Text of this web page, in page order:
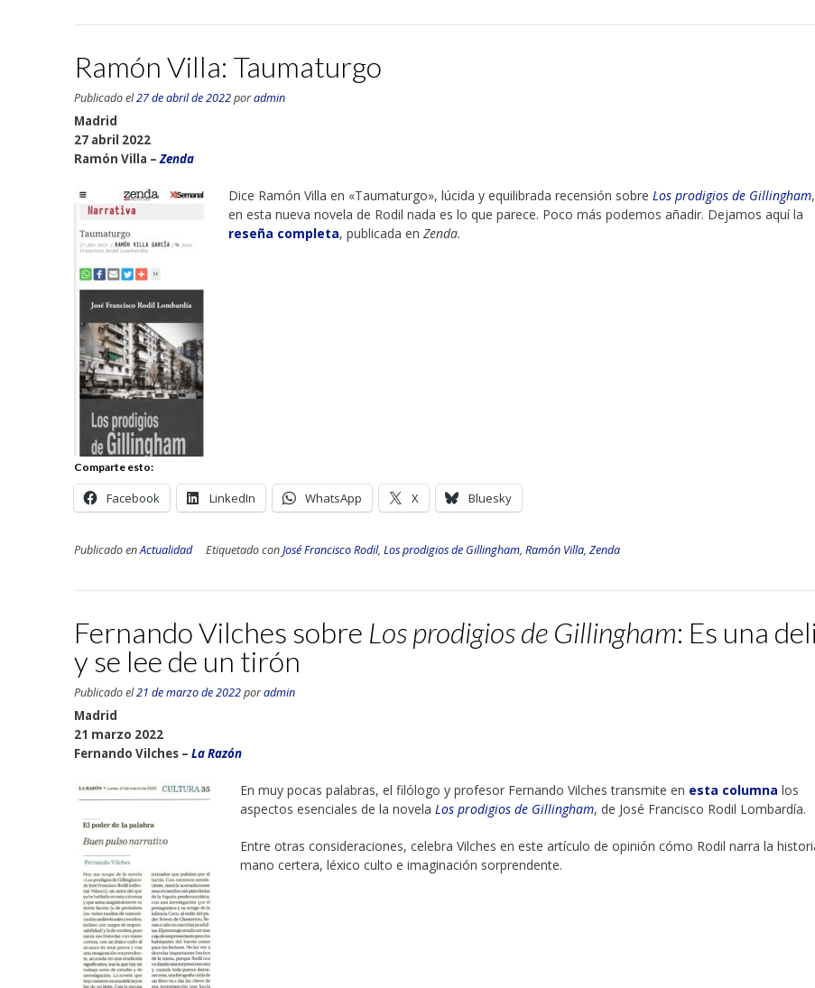
Ramón Villa: Taumaturgo
Publicado el27 de abril de 2022poradmin
Madrid
27 abril 2022
Ramón Villa – Zenda
Dice Ramón Villa en «Taumaturgo», lúcida y equilibrada recensión sobre Los prodigios de Gillingham
en esta nueva novela de Rodil nada es lo que parece. Poco más podemos añadir. Dejamos aquí la
reseña completa, publicada en Zenda.
Comparte esto:
Facebook LinkedIn WhatsApp X Bluesky
Publicado enActualidad Etiquetado conJosé Francisco Rodil, Los prodigios de Gillingham, Ramón Villa, Zenda
Fernando Vilches sobre Los prodigios de Gillingham: Es una
y se lee de un tirón
Publicado el21 de marzo de 2022poradmin
Madrid
21 marzo 2022
Fernando Vilches – La Razón
En muy pocas palabras, el filólogo y profesor Fernando Vilches transmite en esta columna los
aspectos esenciales de la novela Los prodigios de Gillingham, de José Francisco Rodil Lombardía.
Entre otras consideraciones, celebra Vilches en este artículo de opinión cómo Rodil narra la
mano certera, léxico culto e imaginación sorprendente.